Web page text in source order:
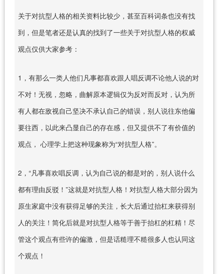
关于对抗型人格的相关资料比较少，甚至百科词条也没有找
到，但是笔者还是认真的找到了一些关于对抗型人格的权威
观点仅供大家参考：
1，有那么一类人他们凡事都喜欢跟人唱反调不论他人说的对
不对！无视，忽略，曲解原本逻辑仅为反对而反对，认为所
有人都在敌视自己坚决不承认自己的错误，别人说往东他偏
要往西，以此来凸显自己的存在感，但又提供不了有价值的
观点， 心理学上把这种现象称为“对抗型人格”。
2，“凡事喜欢唱反调，认为自己说的都是对的，别人说什么
都有理由反驳！”这就是对抗型人格！对抗型人格大部分因为
原生家庭中没有获得足够的关注，长大后通过抬杠来获得别
人的关注！简化后就是对抗型人格等于善于抬杠的杠精！尽
管这个观点有些许的偏激，但是话糙理不糙很多人也认同这
个观点！